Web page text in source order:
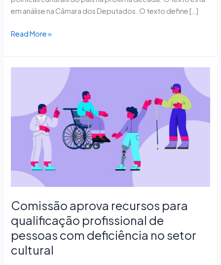
em análise na Câmara dos Deputados. O texto define […]
Read More »
Comissão aprova recursos para
qualificação profissional de
pessoas com deficiência no setor
cultural
qualificação
profissional
pessoas
deficiência
setor
cultural